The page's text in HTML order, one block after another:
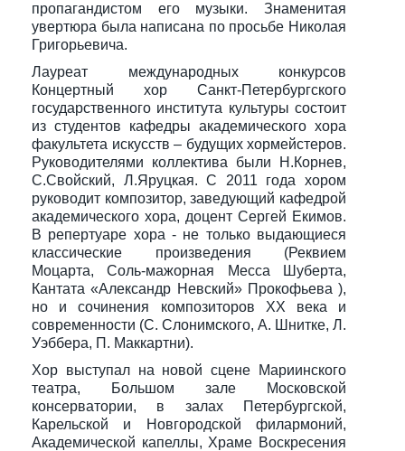
пропагандистом его музыки. Знаменитая
увертюра была написана по просьбе Николая
Григорьевича.
Лауреат международных конкурсов
Концертный хор Санкт-Петербургского
государственного института культуры состоит
из студентов кафедры академического хора
факультета искусств – будущих хормейстеров.
Руководителями коллектива были Н.Корнев,
С.Свойский, Л.Яруцкая. С 2011 года хором
руководит композитор, заведующий кафедрой
академического хора, доцент Сергей Екимов.
В репертуаре хора - не только выдающиеся
классические произведения (Реквием
Моцарта, Cоль-мажорная Месса Шуберта,
Кантата «Александр Невский» Прокофьева ),
но и сочинения композиторов XX века и
современности (С. Слонимского, А. Шнитке, Л.
Уэббера, П. Маккартни).
Хор выступал на новой сцене Мариинского
театра, Большом зале Московской
консерватории, в залах Петербургской,
Карельской и Новгородской филармоний,
Академической капеллы, Храме Воскресения